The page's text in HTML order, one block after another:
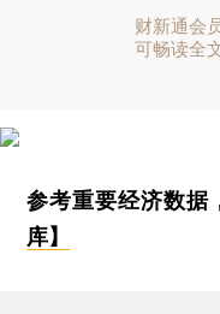
财新通会
可畅读全
参考重要经济数据
库】